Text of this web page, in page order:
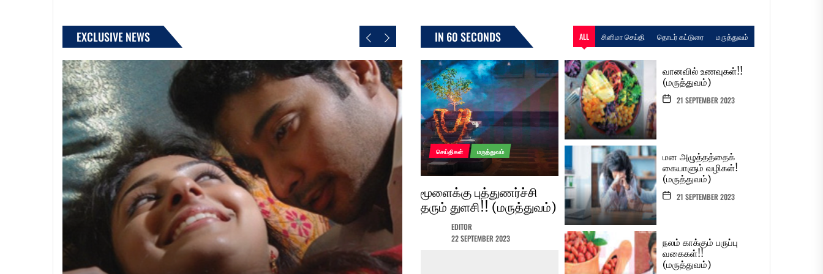
EXCLUSIVE NEWS IN 60 SECONDS ALL சினிமா செய்தி தொடர் கட்டுரை மருத்துவம்
செய்திகள் மருத்துவம்
மூளைக்கு புத்துணர்ச்சி
தரும் துளசி!! (மருத்துவம்)
EDITOR
22 SEPTEMBER 2023
வானவில் உணவுகள்!!
(மருத்துவம்)
21 SEPTEMBER 2023
மன அழுத்தத்தைக்
கையாளும் வழிகள்!
(மருத்துவம்)
21 SEPTEMBER 2023
நலம் காக்கும் பருப்பு
வகைகள்!!
(மருத்துவம்)